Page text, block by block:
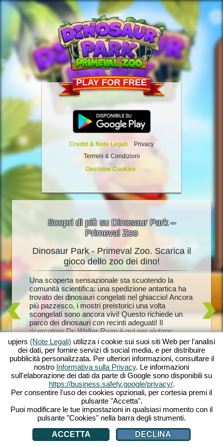
PLAY FOR FREE
Crediti & Note Legali
Privacy
Termini & Condizioni
Gestione Cookies
Scopri di più su Dinosaur Park –
Primeval Zoo
Un
–
in
il tuo
Dinosaur Park - Primeval Zoo. Scarica il
gioco dello zoo dei dino!
Una scoperta sensazionale sta scuotendo la
comunità scientifica: una spedizione antartica ha
trovato dei dinosauri congelati nel ghiaccio! Ancora
più pazzesco, i mostri preistorici una volta
scongelati sono ancora vivi! Questo richiede un
parco dei dinosauri con recinti adeguati! Il
ricercatore Dr. Walter Ryan è qui per aiutare:
aveva sempre sospettato che i dinosauri congelati
potessero essere risvegliati alla vita. Ma scoprirà
anche cosa è successo alla moglie scomparsa?
Lanciati in una selvaggia avventura preistorica con
Dinosaur Park – Primeval Zoo!
parco
& Co.!
Se
attirare
di
upjers (Note Legali) utilizza i cookie sui suoi siti Web per l'analisi
dei dati, per fornire servizi di social media, e per distribuire
pubblicità personalizzata. Per ulteriori informazioni, consultare il
nostro Informativa sulla Privacy. Le informazioni
sull'elaborazione dei dati da parte di Google sono disponibili su
https://business.safety.google/privacy/.
Per consentire l'uso dei cookies opzionali, per cortesia premi il
pulsante "Accetta".
Puoi modificare le tue impostazioni in qualsiasi momento con il
pulsante "Cookies" nella barra degli strumenti.
ACCETTA
DECLINA